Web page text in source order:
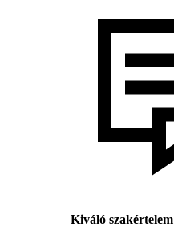
Kiváló szakértelem